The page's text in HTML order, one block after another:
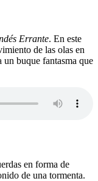
Errante. En este
de las olas en
un buque fantasma que
en forma de
de una tormenta.